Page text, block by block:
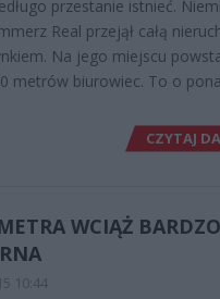
przestanie istnieć.
Real przejął całą
Na jego miejscu
metrów biurowiec. To o
CZYTAJ
WCIĄŻ BARDZO
10:44